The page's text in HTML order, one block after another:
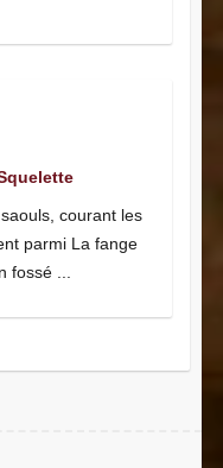
courant les
parmi La fange
fossé